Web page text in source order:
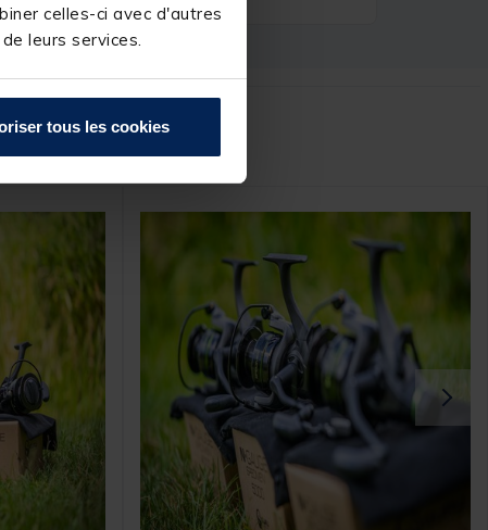
celles-ci avec d'autres
leurs services.
tous les cookies
: